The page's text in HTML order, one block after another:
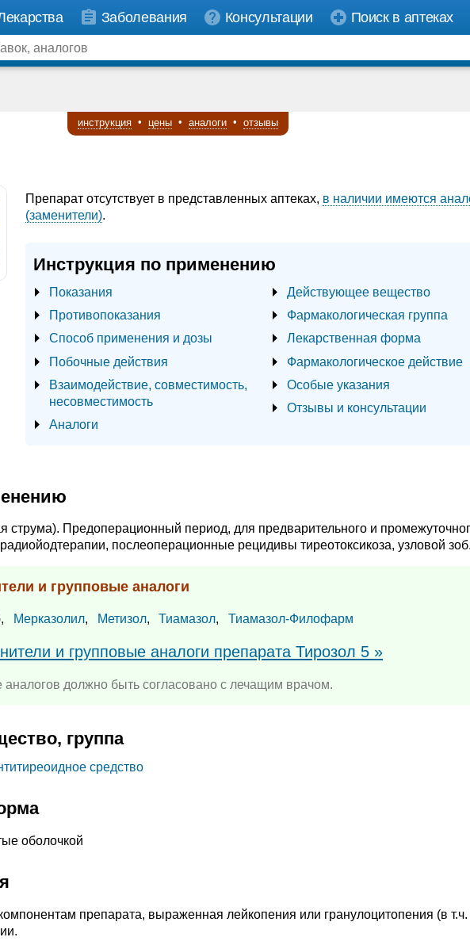
Заболевания Консультации Поиск в аптеках
инструкция • цены • аналоги • отзывы
Препарат отсутствует в представленных аптеках, в наличии имеются
(заменители).
Инструкция по применению
Показания
Противопоказания
Способ применения и дозы
Побочные действия
Взаимодействие, совместимость,
несовместимость
Аналоги
Действующее вещество
Фармакологическая группа
Лекарственная форма
Фармакологическое действие
Особые указания
Отзывы и консультации
струма). Предоперационный период, для предварительного и
послеоперационные рецидивы тиреотоксикоза, узловой
и групповые аналоги
Мерказолил, Метизол, Тиамазол, Тиамазол-Филофарм
и групповые аналоги препарата Тирозол 5 »
должно быть согласовано с лечащим врачом.
группа
средство
оболочкой
препарата, выраженная лейкопения или гранулоцитопения (в т.ч.